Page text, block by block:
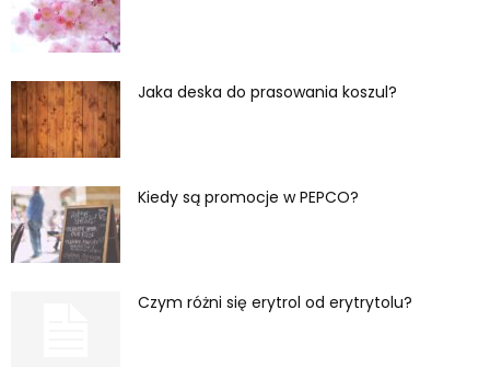
Jaka deska do prasowania koszul?
Kiedy są promocje w PEPCO?
Czym różni się erytrol od erytrytolu?